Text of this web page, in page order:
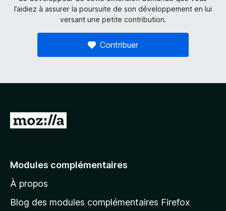
l’aidiez à assurer la poursuite de son développement en lui
versant une petite contribution.
Contribuer
A
e
à
l
Modules complémentaires
À propos
Blog des modules complémentaires Firefox